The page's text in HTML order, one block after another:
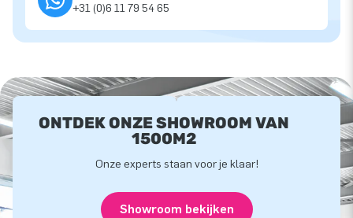
+31 (0)6 11 79 54 65
ONTDEK ONZE SHOWROOM VAN
1500M2
Onze experts staan voor je klaar!
Showroom bekijken